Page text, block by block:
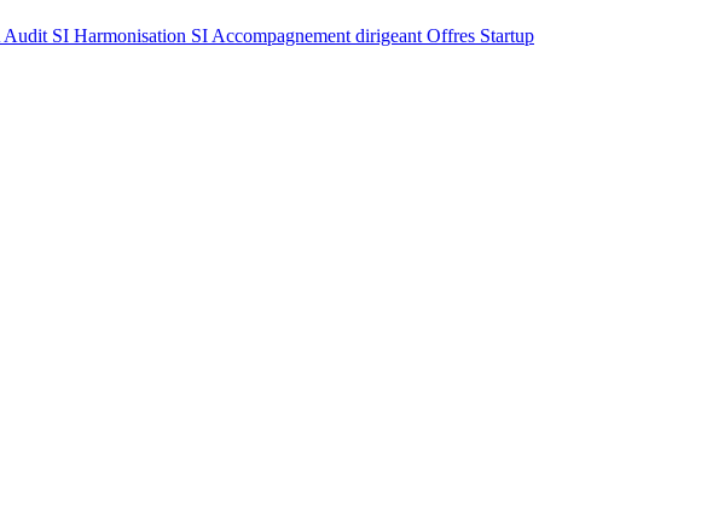
Audit SI Harmonisation SI Accompagnement dirigeant Offres Startup